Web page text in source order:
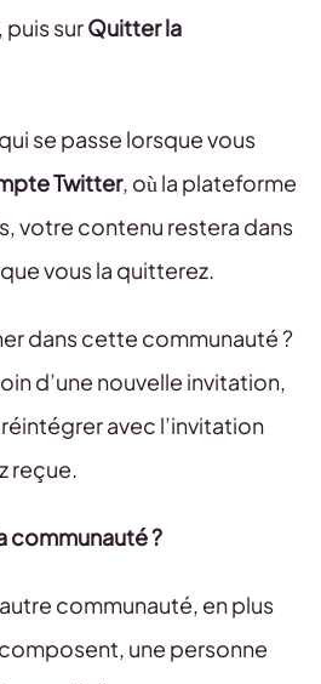
surQuitter la
se passe lorsque vous
Twitter, où la plateforme
votre contenu restera dans
vous la quitterez.
dans cette communauté ?
d’une nouvelle invitation,
avec l’invitation
reçue.
communauté ?
communauté, en plus
une personne